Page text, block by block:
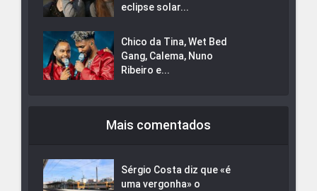
eclipse solar...
Chico da Tina, Wet Bed
Gang, Calema, Nuno
Ribeiro e...
Mais comentados
Sérgio Costa diz que «é
uma vergonha» o